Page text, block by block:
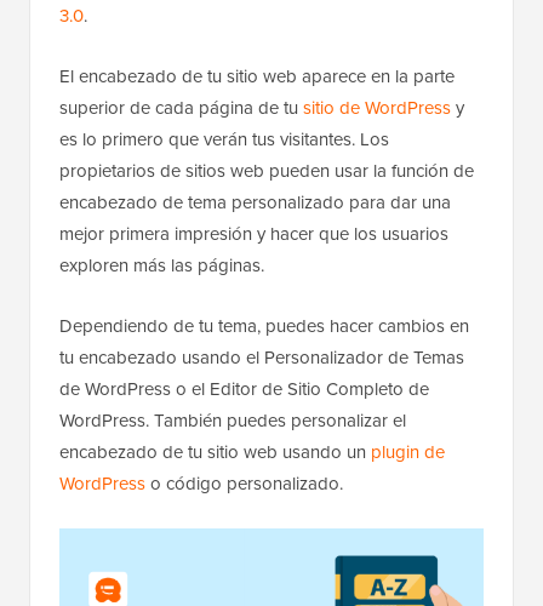
3.0.
El encabezado de tu sitio web aparece en la parte
superior de cada página de tu sitio de WordPressy
es lo primero que verán tus visitantes. Los
propietarios de sitios web pueden usar la función de
encabezado de tema personalizado para dar una
mejor primera impresión y hacer que los usuarios
exploren más las páginas.
Dependiendo de tu tema, puedes hacer cambios en
tu encabezado usando el Personalizador de Temas
de WordPress o el Editor de Sitio Completo de
WordPress. También puedes personalizar el
encabezado de tu sitio web usando un plugin de
WordPresso código personalizado.